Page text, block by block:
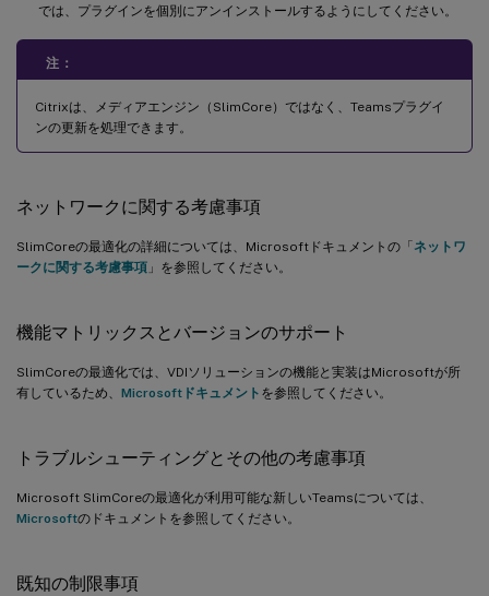
では、プラグインを個別にアンインストールするようにしてください。
注：
Citrixは、メディアエンジン（SlimCore）ではなく、Teamsプラグイ
ンの更新を処理できます。
ネットワークに関する考慮事項
SlimCoreの最適化の詳細については、Microsoftドキュメントの「 ネットワ
ークに関する考慮事項 」を参照してください。
機能マトリックスとバージョンのサポート
SlimCoreの最適化では、VDIソリューションの機能と実装はMicrosoftが所
有しているため、 Microsoftドキュメント を参照してください。
トラブルシューティングとその他の考慮事項
Microsoft SlimCoreの最適化が利用可能な新しいTeamsについては、
Microsoftのドキュメントを参照してください。
既知の制限事項